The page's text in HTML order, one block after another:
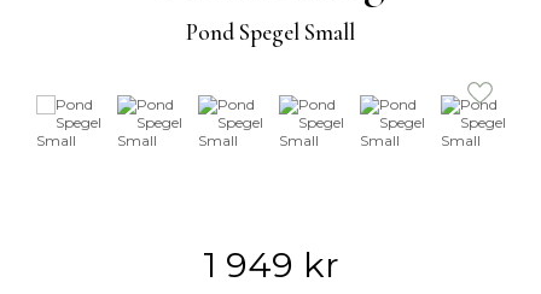
Pond Spegel Small
1 949 kr